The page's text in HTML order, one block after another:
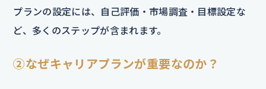
プランの設定には、自己評価・市場調査・目標設定な
ど、多くのステップが含まれます。
②なぜキャリアプランが重要なのか？